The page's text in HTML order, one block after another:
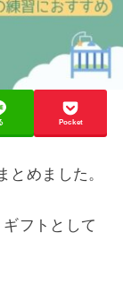
Pocket
とめました。
フトとして